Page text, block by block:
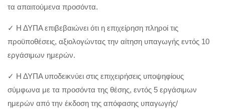
τα απαιτούμενα προσόντα.
✓ Η ΔΥΠΑ επιβεβαιώνει ότι η επιχείρηση πληροί τις
προϋποθέσεις, αξιολογώντας την αίτηση υπαγωγής εντός 10
εργάσιμων ημερών.
✓ Η ΔΥΠΑ υποδεικνύει στις επιχειρήσεις υποψηφίους
σύμφωνα με τα προσόντα της θέσης, εντός 5 εργάσιμων
ημερών από την έκδοση της απόφασης υπαγωγής/